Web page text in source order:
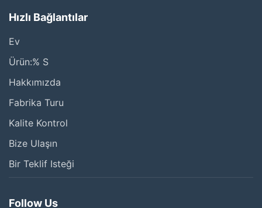
Hızlı Bağlantılar
Ev
Ürün:% S
Hakkımızda
Fabrika Turu
Kalite Kontrol
Bize Ulaşın
Bir Teklif Isteği
Follow Us